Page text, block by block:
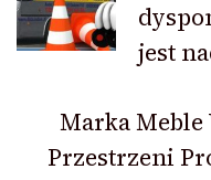
jest
Marka Meble
Przestrzeni